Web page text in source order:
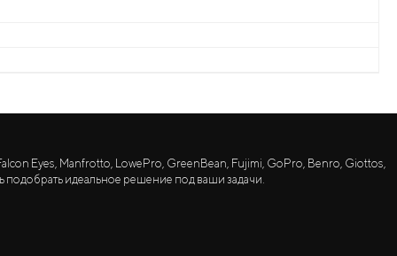
Eyes, Manfrotto, LowePro, GreenBean, Fujimi, GoPro, Benro, Giottos,
подобрать идеальное решение под ваши задачи.